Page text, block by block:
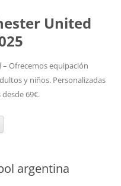
United
Ofrecemos equipación
y niños. Personalizadas
69€.
argentina